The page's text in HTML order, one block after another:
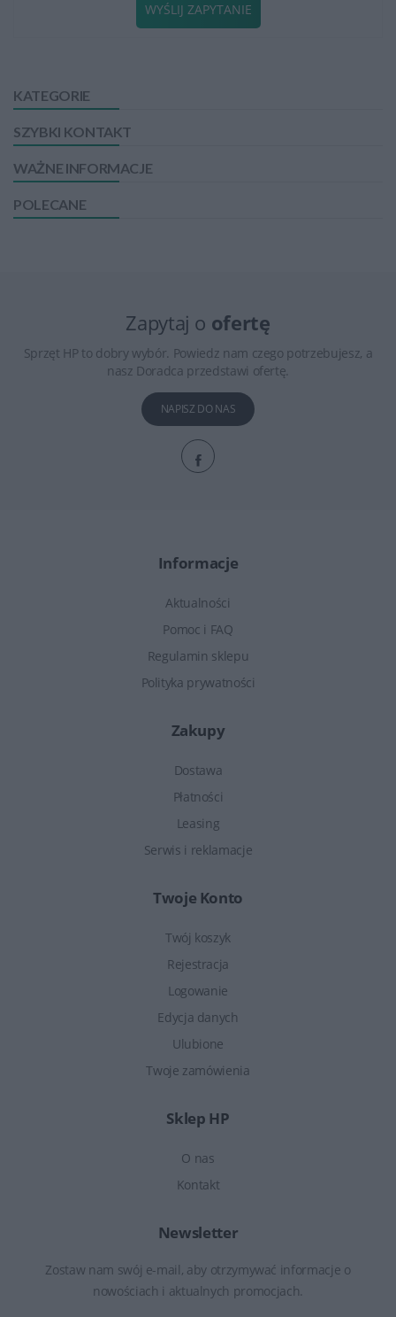
KATEGORIE
SZYBKI KONTAKT
WAŻNE INFORMACJE
POLECANE
WYŚLIJ ZAPYTANIE
Zapytaj o ofertę
Sprzęt HP to dobry wybór. Powiedz nam czego potrzebujesz, a
nasz Doradca przedstawi ofertę.
NAPISZ DO NAS
Informacje
Aktualności
Pomoc i FAQ
Regulamin sklepu
Polityka prywatności
Zakupy
Dostawa
Płatności
Leasing
Serwis i reklamacje
Twoje Konto
Twój koszyk
Rejestracja
Logowanie
Edycja danych
Ulubione
Twoje zamówienia
Sklep HP
O nas
Kontakt
Newsletter
Zostaw nam swój e-mail, aby otrzymywać informacje o
nowościach i aktualnych promocjach.